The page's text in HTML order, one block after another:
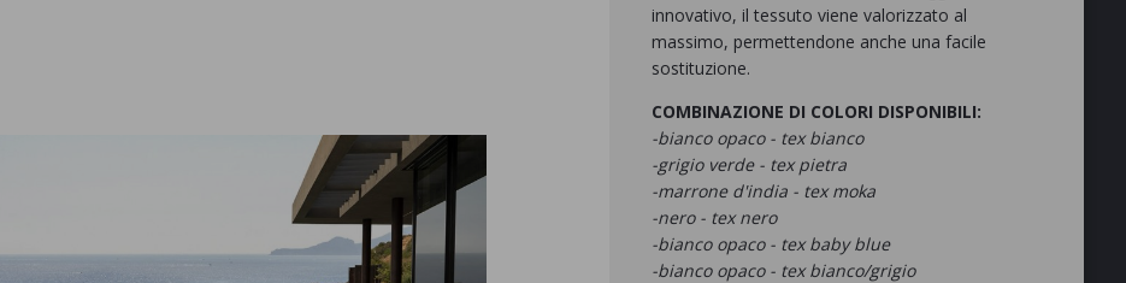
innovativo, il tessuto viene valorizzato al
massimo, permettendone anche una facile
sostituzione.
COMBINAZIONE DI COLORI DISPONIBILI:
-bianco opaco - tex bianco
-grigio verde - tex pietra
-marrone d'india - tex moka
-nero - tex nero
-bianco opaco - tex baby blue
-bianco opaco - tex bianco/grigio